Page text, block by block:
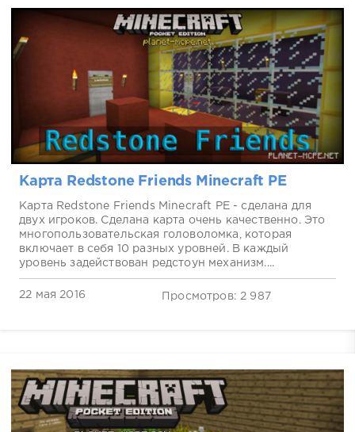
Карта Redstone Friends Minecraft PE
Карта Redstone Friends Minecraft PE - сделана для
двух игроков. Сделана карта очень качественно. Это
многопользовательская головоломка, которая
включает в себя 10 разных уровней. В каждый
уровень задействован редстоун механизм....
22 мая 2016 Просмотров: 2 987